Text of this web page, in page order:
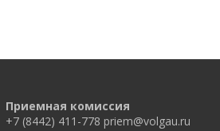
Приемная комиссия
+7 (8442) 411-778 priem@volgau.ru